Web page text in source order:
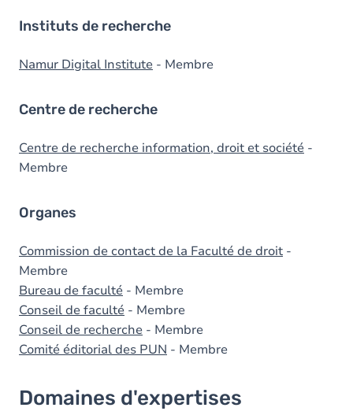
Instituts de recherche
Namur Digital Institute - Membre
Centre de recherche
Centre de recherche information, droit et société -
Membre
Organes
Commission de contact de la Faculté de droit -
Membre
Bureau de faculté - Membre
Conseil de faculté - Membre
Conseil de recherche - Membre
Comité éditorial des PUN - Membre
Domaines d'expertises